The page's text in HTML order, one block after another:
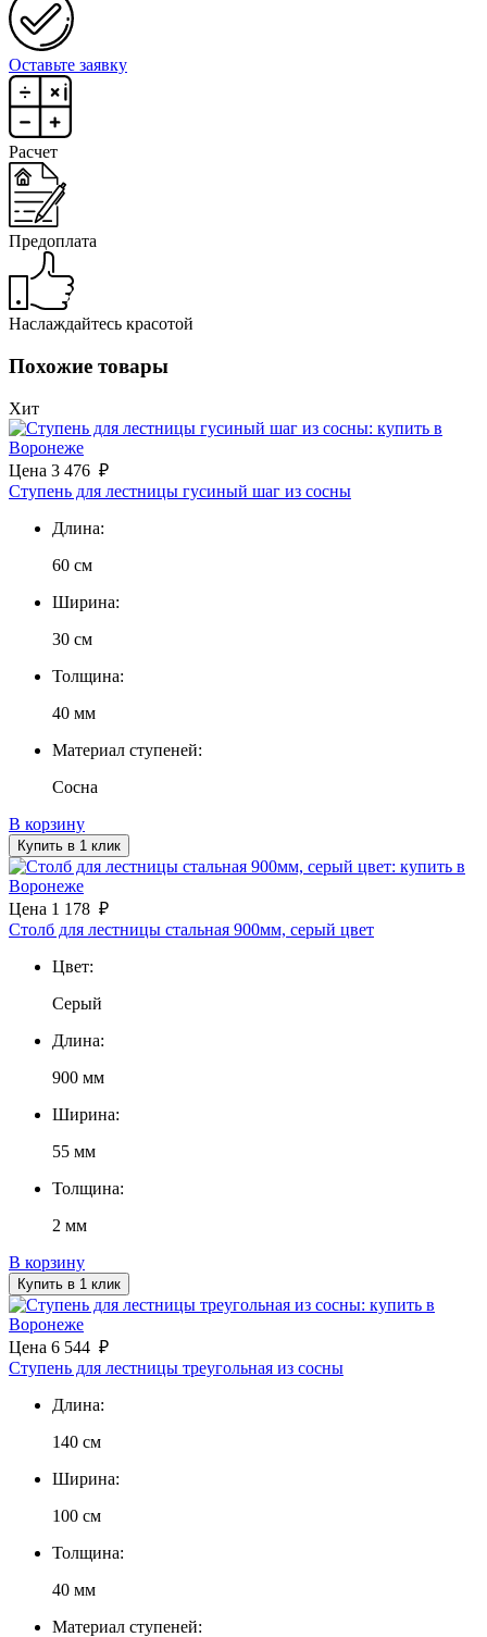
Оставьте заявку
Расчет
Предоплата
Наслаждайтесь красотой
Похожие товары
Хит
Цена 3 476 ₽
Ступень для лестницы гусиный шаг из сосны
Длина:
60 см
Ширина:
30 см
Толщина:
40 мм
Материал ступеней:
Сосна
В корзину
Купить в 1 клик
Цена 1 178 ₽
Столб для лестницы стальная 900мм, серый цвет
Цвет:
Серый
Длина:
900 мм
Ширина:
55 мм
Толщина:
2 мм
В корзину
Купить в 1 клик
Цена 6 544 ₽
Ступень для лестницы треугольная из сосны
Длина:
140 см
Ширина:
100 см
Толщина:
40 мм
Материал ступеней: